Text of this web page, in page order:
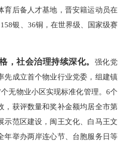
育后备人才基地，晋安籍运动员在
银、36铜，在世界级、国家级赛
，社会治理持续深化。 强化党
先成立首个物业行业党委，组建镇
无物业小区实现标准化管理。6个
，获评数量和奖补金额均居全市第
示范区建设，闽王文化、白马王文
年举办两岸连心节、台胞服务日等